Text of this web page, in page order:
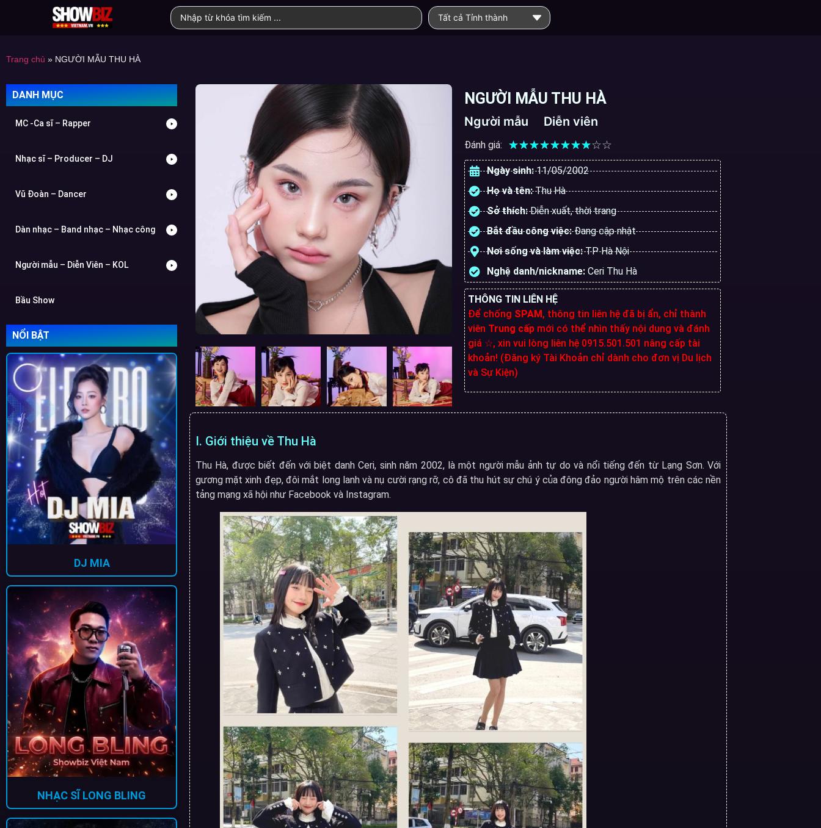
Tất cả Tỉnh thành
Trang chủ » NGƯỜI MẪU THU HÀ
DANH MỤC
MC -Ca sĩ – Rapper
Nhạc sĩ – Producer – DJ
Vũ Đoàn – Dancer
Dàn nhạc – Band nhạc – Nhạc công
Người mẫu – Diễn Viên – KOL
Bầu Show
NỔI BẬT
DJ MIA
NHẠC SĨ LONG BLING
NGƯỜI MẪU THU HÀ
Người mẫu Diễn viên
Đánh giá: ☆☆☆☆☆☆☆☆☆☆
Ngày sinh:11/05/2002
Họ và tên:Thu Hà
Sở thích:Diễn xuất, thời trang
Bắt đầu công việc:Đang cập nhật
Nơi sống và làm việc:TP Hà Nội
Nghệ danh/nickname: Ceri Thu Hà
THÔNG TIN LIÊN HỆ
Để chống SPAM, thông tin liên hệ đã bị ẩn, chỉ thành
viên Trung cấp mới có thể nhìn thấy nội dung và đánh
giá ☆, xin vui lòng liên hệ 0915.501.501 nâng cấp tài
khoản! (Đăng ký Tài Khoản chỉ dành cho đơn vị Du lịch
và Sự Kiện)
I. Giới thiệu về Thu Hà
Thu Hà, được biết đến với biệt danh Ceri, sinh năm 2002, là một người mẫu ảnh tự do và nổi tiếng đến từ Lạng Sơn. Với
gương mặt xinh đẹp, đôi mắt long lanh và nụ cười rạng rỡ, cô đã thu hút sự chú ý của đông đảo người hâm mộ trên các nền
tảng mạng xã hội như Facebook và Instagram.